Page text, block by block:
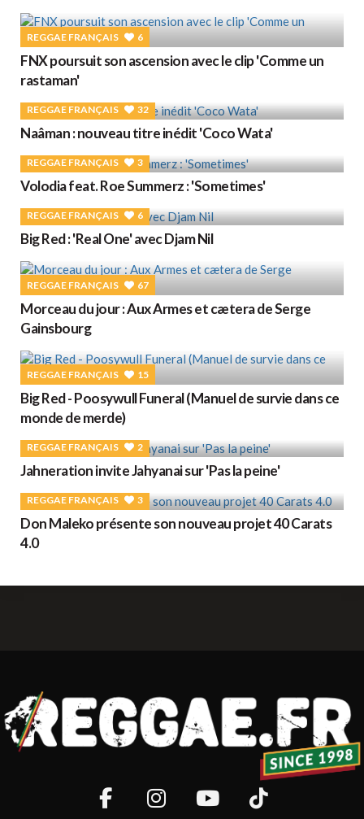
REGGAE FRANÇAIS 6
FNX poursuit son ascension avec le clip 'Comme un
rastaman'
REGGAE FRANÇAIS 32
Naâman : nouveau titre inédit 'Coco Wata'
REGGAE FRANÇAIS 3
Volodia feat. Roe Summerz : 'Sometimes'
REGGAE FRANÇAIS 6
Big Red : 'Real One' avec Djam Nil
REGGAE FRANÇAIS 67
Morceau du jour : Aux Armes et cætera de Serge
Gainsbourg
REGGAE FRANÇAIS 15
Big Red - Poosywull Funeral (Manuel de survie dans ce
monde de merde)
REGGAE FRANÇAIS 2
Jahneration invite Jahyanai sur 'Pas la peine'
REGGAE FRANÇAIS 3
Don Maleko présente son nouveau projet 40 Carats
4.0